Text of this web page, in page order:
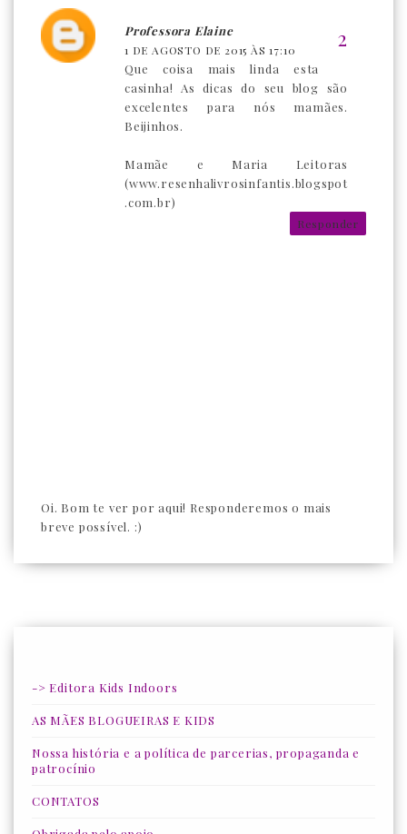
Professora Elaine
1 DE AGOSTO DE 2015 ÀS 17:10
Que coisa mais linda esta
casinha! As dicas do seu blog são
excelentes para nós mamães.
Beijinhos.
Mamãe e Maria Leitoras
(www.resenhalivrosinfantis.blogspot
.com.br)
Responder
Oi. Bom te ver por aqui! Responderemos o mais
breve possível. :)
-> Editora Kids Indoors
AS MÃES BLOGUEIRAS E KIDS
Nossa história e a política de parcerias, propaganda e
patrocínio
CONTATOS